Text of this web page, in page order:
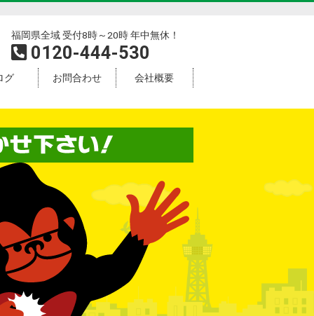
福岡県全域 受付8時～20時 年中無休！
0120-444-530
グ お問合わせ 会社概要